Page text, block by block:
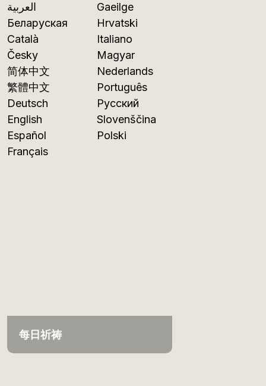
العربية
Беларуская
Català
Česky
简体中文
繁體中文
Deutsch
English
Español
Français
Gaeilge
Hrvatski
Italiano
Magyar
Nederlands
Português
Русский
Slovenščina
Polski
每日祈祷